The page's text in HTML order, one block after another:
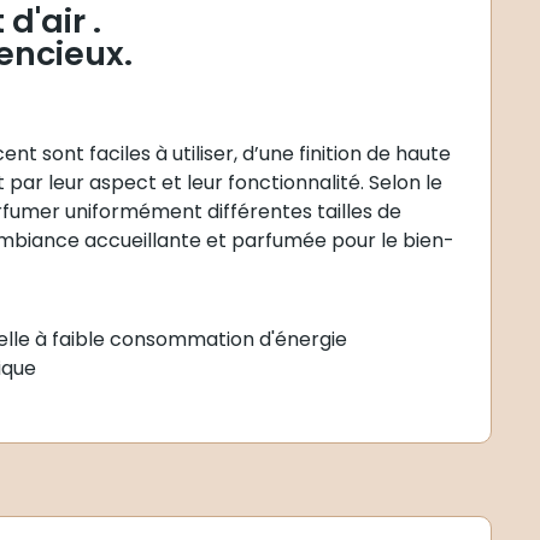
d'air .
sont faciles à utiliser, d’une finition de haute
leur aspect et leur fonctionnalité. Selon le
uniformément différentes tailles de
accueillante et parfumée pour le bien-
à faible consommation d'énergie